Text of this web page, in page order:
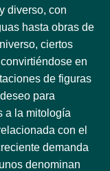
diverso, con
hasta obras de
ciertos
en
de figuras
para
a la mitología
con el
demanda
denominan